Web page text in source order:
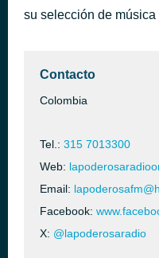
su selección de música
Contacto
Colombia
Tel.: 315 7013300
Web:
Email:
Facebook:
X: @lapoderosaradio